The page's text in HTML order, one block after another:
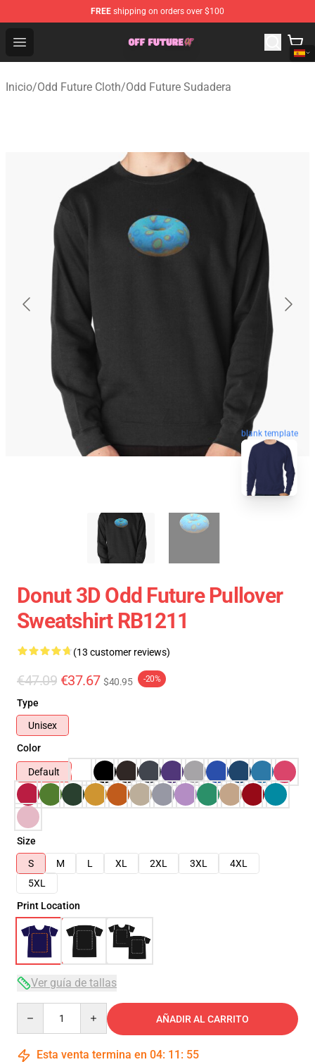
FREE shipping on orders over $100
Open menu
Odd Future Store - Official Odd Future Merchandise Shop
Inicio/Odd Future Cloth/Odd Future Sudadera
blank template
Donut 3D Odd Future Pullover
Sweatshirt RB1211
(13 customer reviews)
€47.09 €37.67 $40.95 -20%
Type
Unisex
Color
Default
Size
S
M L XL 2XL 3XL
4XL
5XL
Print Location
Ver guía de tallas
AÑADIR AL CARRITO
Esta venta termina en 04: 11 : 54